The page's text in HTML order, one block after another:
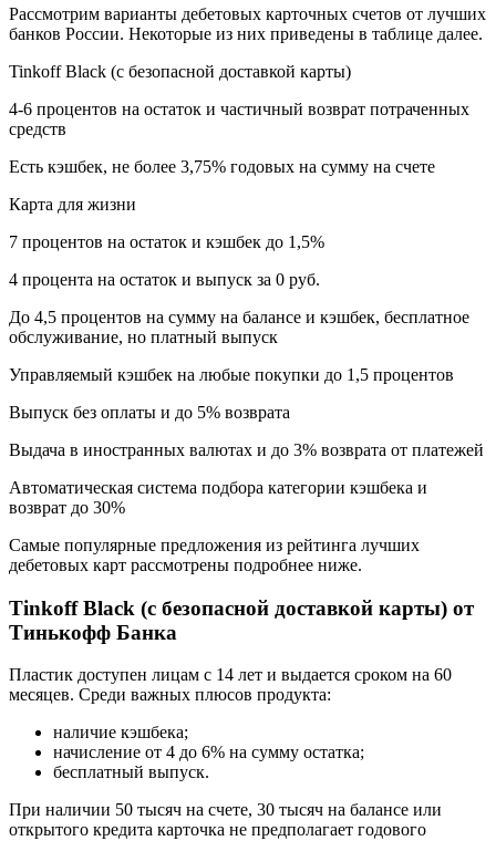
Рассмотрим варианты дебетовых карточных счетов от лучших
банков России. Некоторые из них приведены в таблице далее.
Tinkoff Black (с безопасной доставкой карты)
4-6 процентов на остаток и частичный возврат потраченных
средств
Есть кэшбек, не более 3,75% годовых на сумму на счете
Карта для жизни
7 процентов на остаток и кэшбек до 1,5%
4 процента на остаток и выпуск за 0 руб.
До 4,5 процентов на сумму на балансе и кэшбек, бесплатное
обслуживание, но платный выпуск
Управляемый кэшбек на любые покупки до 1,5 процентов
Выпуск без оплаты и до 5% возврата
Выдача в иностранных валютах и до 3% возврата от платежей
Автоматическая система подбора категории кэшбека и
возврат до 30%
Самые популярные предложения из рейтинга лучших
дебетовых карт рассмотрены подробнее ниже.
Tinkoff Black (с безопасной доставкой карты) от
Тинькофф Банка
Пластик доступен лицам с 14 лет и выдается сроком на 60
месяцев. Среди важных плюсов продукта:
наличие кэшбека;
начисление от 4 до 6% на сумму остатка;
бесплатный выпуск.
При наличии 50 тысяч на счете, 30 тысяч на балансе или
открытого кредита карточка не предполагает годового